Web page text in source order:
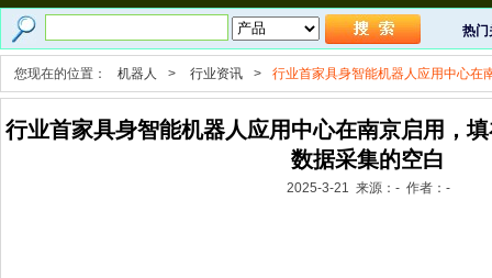
热门
您现在的位置： 机器人 > 行业资讯 > 行业首家具身智能机器人应用中心在
行业首家具身智能机器人应用中心在南京启用，
数据采集的空白
2025-3-21 来源：- 作者：-